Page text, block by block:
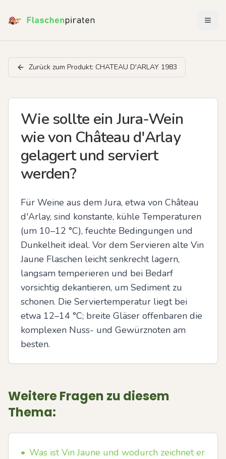
Zurück zum Produkt: CHATEAU D'ARLAY 1983
Wie sollte ein Jura-Wein
wie von Château d'Arlay
gelagert und serviert
werden?
Für Weine aus dem Jura, etwa von Château
d'Arlay, sind konstante, kühle Temperaturen
(um 10–12 °C), feuchte Bedingungen und
Dunkelheit ideal. Vor dem Servieren alte Vin
Jaune Flaschen leicht senkrecht lagern,
langsam temperieren und bei Bedarf
vorsichtig dekantieren, um Sediment zu
schonen. Die Serviertemperatur liegt bei
etwa 12–14 °C; breite Gläser offenbaren die
komplexen Nuss- und Gewürznoten am
besten.
Weitere Fragen zu diesem
Thema:
• Was ist Vin Jaune und wodurch zeichnet er